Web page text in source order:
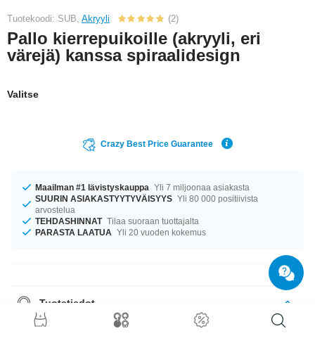
Tuotekoodi: SUB, Akryyli (2)
Pallo kierrepuikoille (akryyli, eri
värejä) kanssa spiraalidesign
Valitse
Crazy Best Price Guarantee
Maailman #1 lävistyskauppa Yli 7 miljoonaa asiakasta
SUURIN ASIAKASTYYTYVÄISYYS Yli 80 000 positiivista
arvostelua
TEHDASHINNAT Tilaa suoraan tuottajalta
PARASTA LAATUA Yli 20 vuoden kokemus
Tuotetiedot
Tämä pallo sopii 1.2 mm ja 1.6 mm-tappeihin. Muista valita mieluisin väri